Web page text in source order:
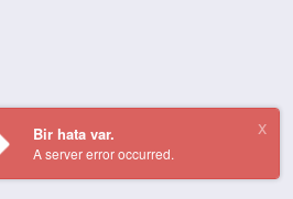
Bir hata var.
A server error occurred.